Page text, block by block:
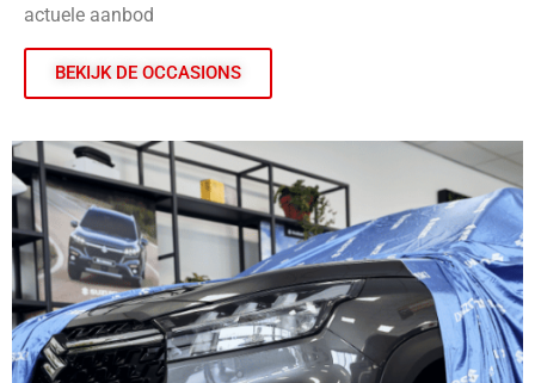
actuele aanbod
BEKIJK DE OCCASIONS